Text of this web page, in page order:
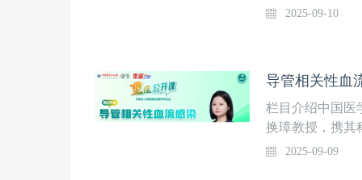
选典型、曲折或
道，锁定时间，
女性，主诉：恶
理上线时间9月
学附属医院重症
2025-09-10
导管相关性血
栏目介绍中国医
换璋教授，携其
取临床一线经典
2025-09-09